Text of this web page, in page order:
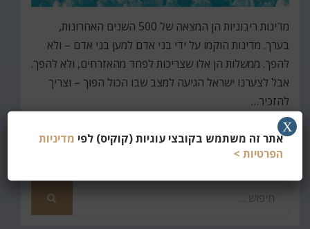
מדינות ריבוניות הן המצאה של 500 השנים האחרונות,
בערך. מדינות הוקמו על ידי בני אדם למען בני אדם – ולא
להפך. ממשלות הן אלו שצריכות לפחד מהאזרחים, ולא להפך.
אבל לצערנו ישראל הגיעה למצב שבו הכול הפוך – וצריך
להזכיר…
קרא עוד
אתר זה משתמש בקובצי עוגיות (קוקיס) לפי מדיניות
הפרטיות >
X